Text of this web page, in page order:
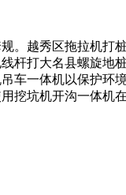
越秀区拖拉机打
杆打大名县螺旋
车一体机以保护环
挖坑机开沟一体